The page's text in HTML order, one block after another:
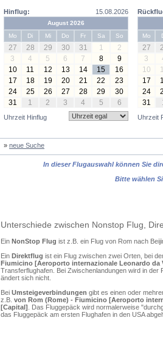
Hinflug: 15.08.2026
August 2026
Mo
Di Mi Do Fr Sa So
27 28 29 30 31 1
2
3
4 5 6 7 8
9
10
11 12 13 14 15
16
17
18 19 20 21 22
23
24
25 26 27 28 29
30
31
1 2 3 4 5 6
Uhrzeit Hinflug
Mo
27
3
10
17
24
31
Uhrzeit
» neue Suche
In dieser Flugauswahl können Sie
Bitte wählen
Unterschiede zwischen Nonstop Flug,
Ein NonStop Flug ist z.B. ein Flug von Rom nach
Ein Direktflug ist ein Flug zwischen zwei Orten, bei
Fiumicino [Aeroporto internazionale Leonardo da
Transferflughafen. Bei Zwischenlandungen wird in
ändert sich nicht.
Bei Umsteigeverbindungen gibt es einen oder
z.B. von Rom (Rome) - Fiumicino [Aeroporto
[Capital] . Das Fluggepäck wird normalerweise
das Fluggepäck am ersten Flughafen in den USA